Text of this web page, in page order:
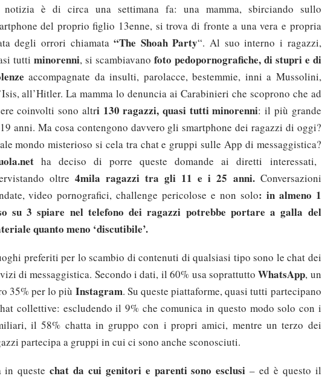
notizia è di circa una settimana fa: una mamma, sbirciando sullo
del proprio figlio 13enne, si trova di fronte a una vera e propria
degli orrori chiamata“The Shoah Party“. Al suo interno i ragazzi,
tutti minorenni, si scambiavano foto pedopornografiche, di stupri e di
accompagnate da insulti, parolacce, bestemmie, inni a Mussolini,
all’Hitler. La mamma lo denuncia ai Carabinieri che scoprono che ad
coinvolti sono altri 130 ragazzi, quasi tutti minorenni: il più grande
anni. Ma cosa contengono davvero gli smartphone dei ragazzi di oggi?
mondo misterioso si cela tra chat e gruppi sulle App di messaggistica?
ha deciso di porre queste domande ai diretti interessati,
oltre 4mila ragazzi tra gli 11 e i 25 anni.Conversazioni
video pornografici, challenge pericolose e non solo: in almeno 1
su 3 spiare nel telefono dei ragazzi potrebbe portare a galla del
quanto meno ‘discutibile’.
preferiti per lo scambio di contenuti di qualsiasi tipo sono le chat dei
di messaggistica. Secondo i dati, il 60% usa soprattuttoWhatsApp, un
35% per lo più Instagram. Su queste piattaforme, quasi tutti partecipano
collettive: escludendo il 9% che comunica in questo modo solo con i
il 58% chatta in gruppo con i propri amici, mentre un terzo dei
partecipa a gruppi in cui ci sono anche sconosciuti.
in questechat da cui genitori e parenti sono esclusi – ed è questo il